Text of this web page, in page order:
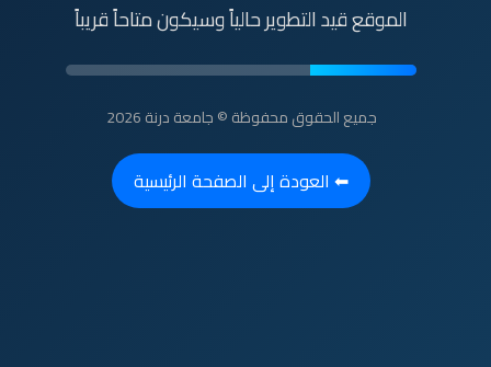
الموقع قيد التطوير حالياً وسيكون متاحاً قريباً
جميع الحقوق محفوظة © جامعة درنة 2026
⬅ العودة إلى الصفحة الرئيسية